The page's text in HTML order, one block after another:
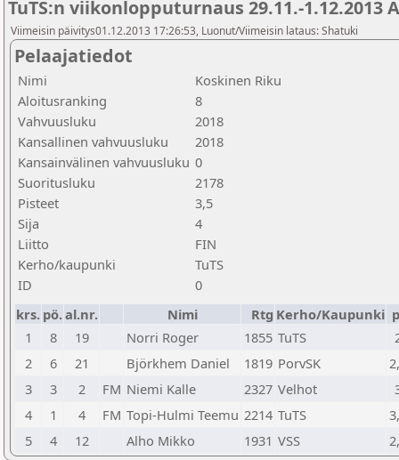
TuTS:n viikonlopputurnaus 29.11.-1.12.2013
Viimeisin päivitys01.12.2013 17:26:53, Luonut/Viimeisin lataus: Shatuki
Pelaajatiedot
Nimi
Koskinen Riku
Aloitusranking
8
Vahvuusluku
2018
Kansallinen vahvuusluku
2018
Kansainvälinen vahvuusluku 0
Suoritusluku
2178
Pisteet
3,5
Sija
4
Liitto
FIN
Kerho/kaupunki
TuTS
ID
0
krs. pö.al.nr. Nimi Rtg Kerho/Kaupunki
1
8 19 Norri Roger 1855 TuTS
2
6 21 Björkhem Daniel 1819 PorvSK
3
3 2 FM Niemi Kalle 2327 Velhot
4
1 4 FM Topi-Hulmi Teemu 2214 TuTS
5
4 12 Alho Mikko 1931 VSS